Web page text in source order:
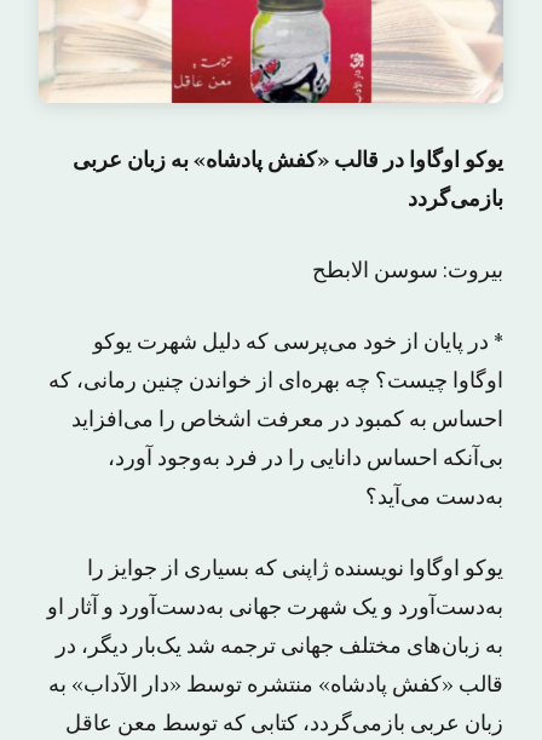
یوکو اوگاوا در قالب «کفش پادشاه» به زبان عربی
بازمی‌گردد
بیروت: سوسن الابطح
* در پایان از خود می‌پرسی که دلیل شهرت یوکو
اوگاوا چیست؟ چه بهره‌ای از خواندن چنین رمانی، که
احساس به کمبود در معرفت اشخاص را می‌افزاید
بی‌آنکه احساس دانایی را در فرد به‌وجود آورد،
به‌دست می‌آید؟
یوکو اوگاوا نویسنده ژاپنی که بسیاری از جوایز را
به‌دست‌آورد و یک شهرت جهانی به‌دست‌آورد و آثار او
به زبان‌های مختلف جهانی ترجمه شد یک‌بار دیگر، در
قالب «کفش پادشاه» منتشره توسط «دار الآداب» به
زبان عربی بازمی‌گردد، کتابی که توسط معن عاقل